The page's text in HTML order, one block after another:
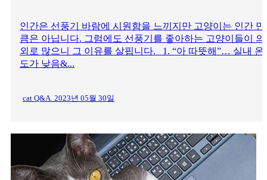
인간은 선풍기 바람에 시원함을 느끼지만 고양이는 인간 만
큼은 아닙니다. 그럼에도 선풍기를 좋아하는 고양이들이 의
외로 많으니 그 이유를 살핍니다. 1. “아 따뜻해”… 실내 온
도가 낮음&...
cat Q&A. 2023년 05월 30일